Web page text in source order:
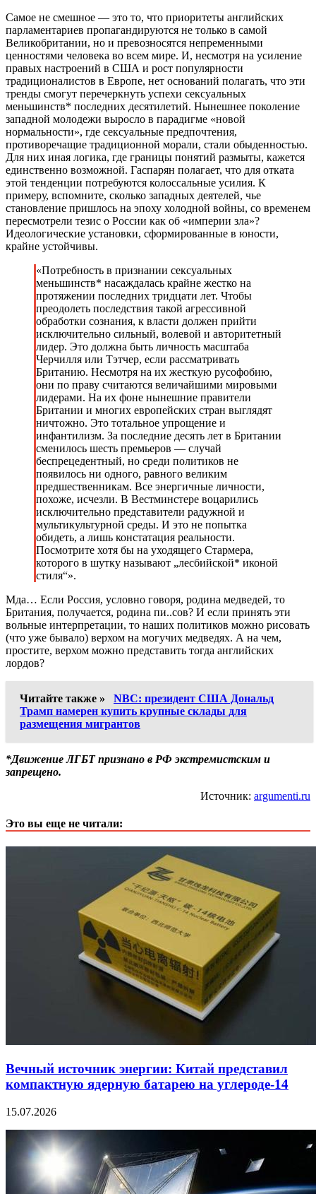
Самое не смешное — это то, что приоритеты английских
парламентариев пропагандируются не только в самой
Великобритании, но и превозносятся непременными
ценностями человека во всем мире. И, несмотря на усиление
правых настроений в США и рост популярности
традиционалистов в Европе, нет оснований полагать, что эти
тренды смогут перечеркнуть успехи сексуальных
меньшинств* последних десятилетий. Нынешнее поколение
западной молодежи выросло в парадигме «новой
нормальности», где сексуальные предпочтения,
противоречащие традиционной морали, стали обыденностью.
Для них иная логика, где границы понятий размыты, кажется
единственно возможной. Гаспарян полагает, что для отката
этой тенденции потребуются колоссальные усилия. К
примеру, вспомните, сколько западных деятелей, чье
становление пришлось на эпоху холодной войны, со временем
пересмотрели тезис о России как об «империи зла»?
Идеологические установки, сформированные в юности,
крайне устойчивы.
«Потребность в признании сексуальных
меньшинств* насаждалась крайне жестко на
протяжении последних тридцати лет. Чтобы
преодолеть последствия такой агрессивной
обработки сознания, к власти должен прийти
исключительно сильный, волевой и авторитетный
лидер. Это должна быть личность масштаба
Черчилля или Тэтчер, если рассматривать
Британию. Несмотря на их жесткую русофобию,
они по праву считаются величайшими мировыми
лидерами. На их фоне нынешние правители
Британии и многих европейских стран выглядят
ничтожно. Это тотальное упрощение и
инфантилизм. За последние десять лет в Британии
сменилось шесть премьеров — случай
беспрецедентный, но среди политиков не
появилось ни одного, равного великим
предшественникам. Все энергичные личности,
похоже, исчезли. В Вестминстере воцарились
исключительно представители радужной и
мультикультурной среды. И это не попытка
обидеть, а лишь констатация реальности.
Посмотрите хотя бы на уходящего Стармера,
которого в шутку называют „лесбийской* иконой
стиля“».
Мда… Если Россия, условно говоря, родина медведей, то
Британия, получается, родина пи..сов? И если принять эти
вольные интерпретации, то наших политиков можно рисовать
(что уже бывало) верхом на могучих медведях. А на чем,
простите, верхом можно представить тогда английских
лордов?
Читайте также »
NBC: президент США Дональд
Трамп намерен купить крупные склады для
размещения мигрантов
*Движение ЛГБТ признано в РФ экстремистским и
запрещено.
Источник: argumenti.ru
Это вы еще не читали:
Вечный источник энергии: Китай представил
компактную ядерную батарею на углероде-14
15.07.2026